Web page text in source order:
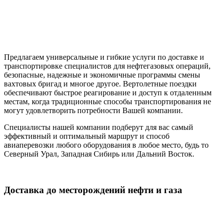
Предлагаем универсальные и гибкие услуги по доставке и
транспортировке специалистов для нефтегазовых операций,
безопасные, надежные и экономичные программы смены
вахтовых бригад и многое другое. Вертолетные поездки
обеспечивают быстрое реагирование и доступ к отдаленным
местам, когда традиционные способы транспортирования не
могут удовлетворить потребности Вашей компании.
Специалисты нашей компании подберут для вас самый
эффективный и оптимальный маршрут и способ
авиаперевозки любого оборудования в любое место, будь то
Северный Урал, Западная Сибирь или Дальний Восток.
Доставка до месторождений нефти и газа